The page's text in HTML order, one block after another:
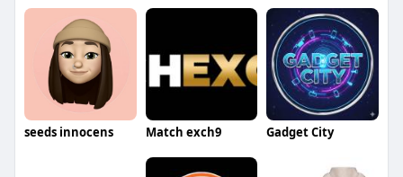
seeds innocens Match exch9 Gadget City